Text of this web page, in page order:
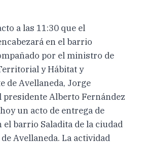
a las 11:30 que el
en el barrio
por el ministro de
y Hábitat y
de Avellaneda, Jorge
presidente Alberto Fernández
un acto de entrega de
el barrio Saladita de la ciudad
Avellaneda. La actividad